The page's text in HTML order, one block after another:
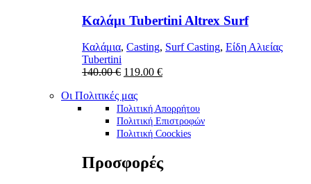
Καλάμι Tubertini Altrex Surf
Καλάμια, Casting, Surf Casting, Είδη Αλιείας
Tubertini
140.00€ Original
was:
140.00 €.
119.00 €Η
είναι:
119.00 €.
Οι Πολιτικές μας
Πολιτική Απορρήτου
Πολιτική Επιστροφών
Πολιτική Coockies
Προσφορές